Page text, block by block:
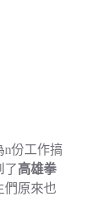
n份工作搞
了高雄拳
們原來也